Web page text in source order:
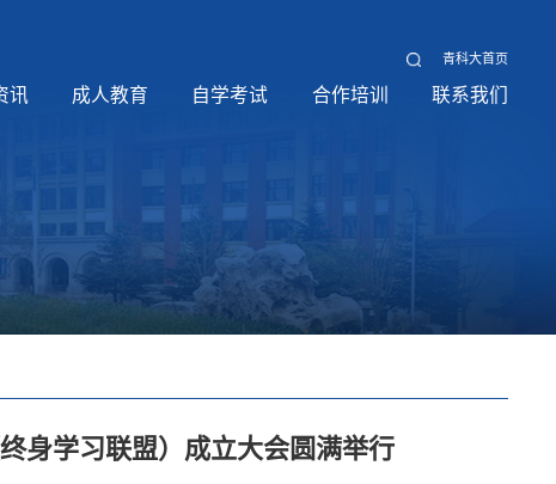
青科大首页
讯 成人教育 自学考试 合作培训 联系我们
身学习联盟）成立大会圆满举行